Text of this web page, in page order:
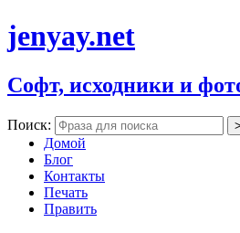
jenyay.net
Софт, исходники и
Поиск:
Домой
Блог
Контакты
Печать
Править